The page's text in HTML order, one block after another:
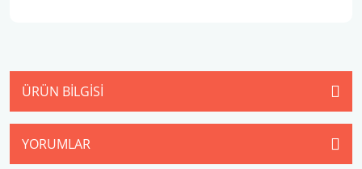
ÜRÜN BILGISI
YORUMLAR